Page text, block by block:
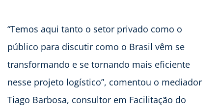
“Temos aqui tanto o setor privado como o
público para discutir como o Brasil vêm se
transformando e se tornando mais eficiente
nesse projeto logístico”, comentou o mediador
Tiago Barbosa, consultor em Facilitação do